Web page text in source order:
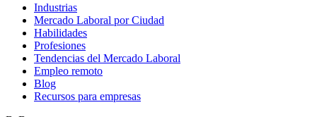
Industrias
Mercado Laboral por Ciudad
Habilidades
Profesiones
Tendencias del Mercado Laboral
Empleo remoto
Blog
Recursos para empresas